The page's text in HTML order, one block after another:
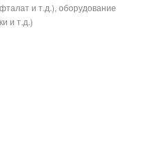
и т.д.), оборудование
и т.д.)